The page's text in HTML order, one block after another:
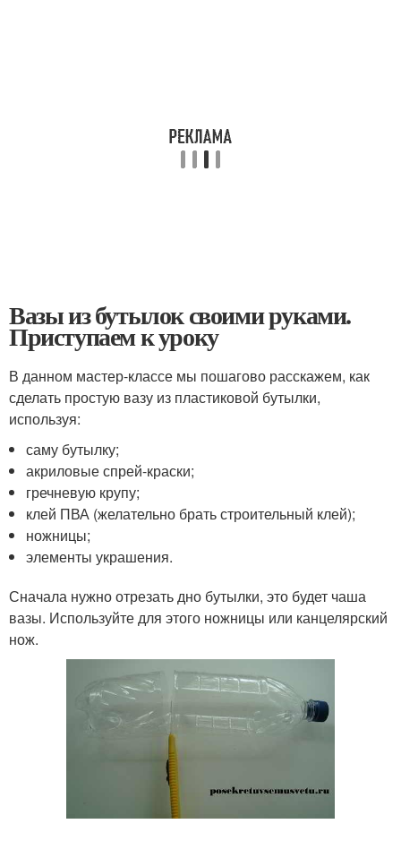
Вазы из бутылок своими руками.
Приступаем к уроку
В данном мастер-классе мы пошагово расскажем, как
сделать простую вазу из пластиковой бутылки,
используя:
саму бутылку;
акриловые спрей-краски;
гречневую крупу;
клей ПВА (желательно брать строительный клей);
ножницы;
элементы украшения.
Сначала нужно отрезать дно бутылки, это будет чаша
вазы. Используйте для этого ножницы или канцелярский
нож.